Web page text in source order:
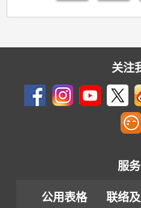
关注
服
公用表格 联络